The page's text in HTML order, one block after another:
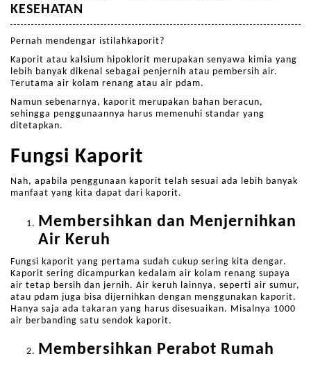
KESEHATAN
Pernah mendengar istilahkaporit?
Kaporit atau kalsium hipoklorit merupakan senyawa kimia yang
lebih banyak dikenal sebagai penjernih atau pembersih air.
Terutama air kolam renang atau air pdam.
Namun sebenarnya, kaporit merupakan bahan beracun,
sehingga penggunaannya harus memenuhi standar yang
ditetapkan.
Fungsi Kaporit
Nah, apabila penggunaan kaporit telah sesuai ada lebih banyak
manfaat yang kita dapat dari kaporit.
Membersihkan dan Menjernihkan
Air Keruh
Fungsi kaporit yang pertama sudah cukup sering kita dengar.
Kaporit sering dicampurkan kedalam air kolam renang supaya
air tetap bersih dan jernih. Air keruh lainnya, seperti air sumur,
atau pdam juga bisa dijernihkan dengan menggunakan kaporit.
Hanya saja ada takaran yang harus disesuaikan. Misalnya 1000
air berbanding satu sendok kaporit.
Membersihkan Perabot Rumah